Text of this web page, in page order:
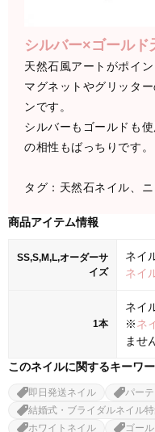
シルバー×ゴールド
天然石風アートがポイン
マグネットやグリッタ
ンです。
シルバーもゴールドも
の相性もばっちりです。
タグ：天然石ネイル、
商品アイテム情報
SS,S,M,L,オーダーサ
イズ
ネイ
ネイ
1本
ネイ
※ネ
ませ
このネイルに関するキーワ
即日発送ネイル
パー
結婚式・ブライダルネイル
ホワイトネイル
ゴー